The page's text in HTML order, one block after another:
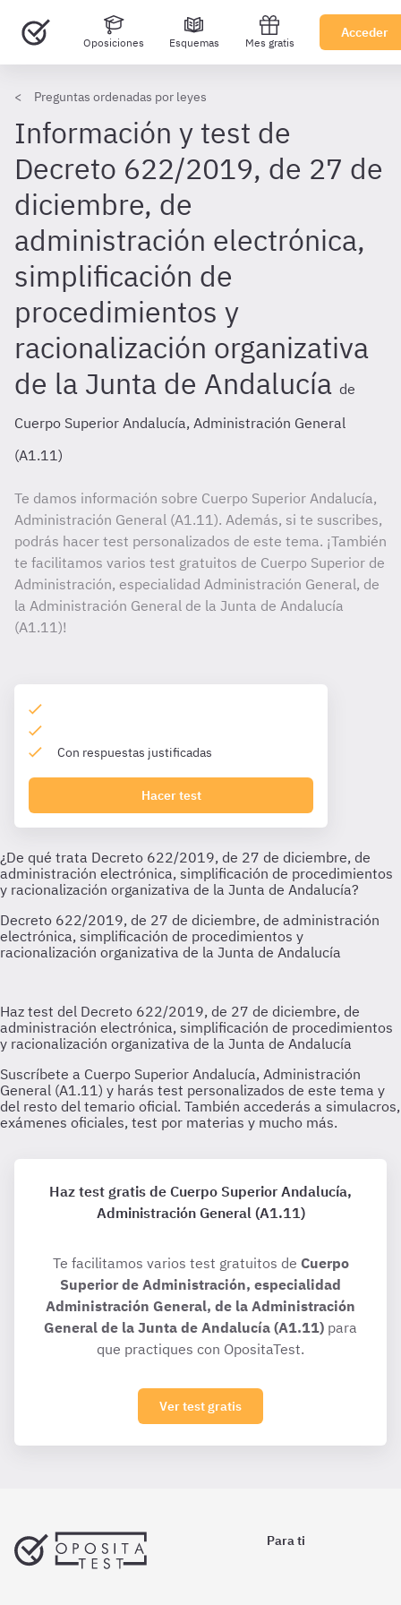
Oposiciones Esquemas Mes gratis
Acceder
Preguntas ordenadas por leyes
Información y test de
Decreto 622/2019, de 27 de
diciembre, de
administración electrónica,
simplificación de
procedimientos y
racionalización organizativa
de la Junta de Andalucía de
Cuerpo Superior Andalucía, Administración General
(A1.11)
Te damos información sobre Cuerpo Superior Andalucía,
Administración General (A1.11). Además, si te suscribes,
podrás hacer test personalizados de este tema. ¡También
te facilitamos varios test gratuitos de Cuerpo Superior de
Administración, especialidad Administración General, de
la Administración General de la Junta de Andalucía
(A1.11)!
Con respuestas justificadas
Hacer test
Haz test gratis de Cuerpo Superior Andalucía,
Administración General (A1.11)
Te facilitamos varios test gratuitos de Cuerpo
Superior de Administración, especialidad
Administración General, de la Administración
General de la Junta de Andalucía (A1.11) para
que practiques con OpositaTest.
Ver test gratis
Para ti